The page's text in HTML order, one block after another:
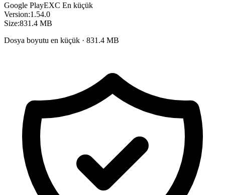
Google PlayEXC En küçük
Version:1.54.0
Size:831.4 MB
Dosya boyutu en küçük · 831.4 MB